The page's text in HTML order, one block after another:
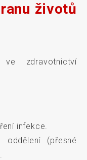
životů
ve zdravotnictví
infekce.
oddělení (přesné